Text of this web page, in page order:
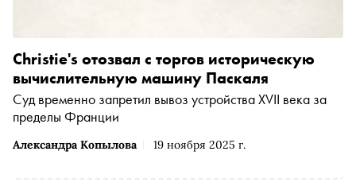
Александра Копылова 19 ноября 2025 г.
Christie's отозвал с торгов историческую
вычислительную машину Паскаля
Суд временно запретил вывоз устройства XVII века за
пределы Франции